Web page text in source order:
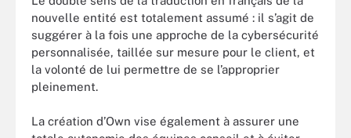
nouvelle entité est totalement assumé : il s’agit de
suggérer à la fois une approche de la cybersécurité
personnalisée, taillée sur mesure pour le client, et
la volonté de lui permettre de se l’approprier
pleinement.
La création d’Own vise également à assurer une